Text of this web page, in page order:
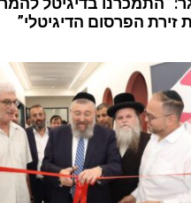
זירת הפרסום הדיגיטלי”